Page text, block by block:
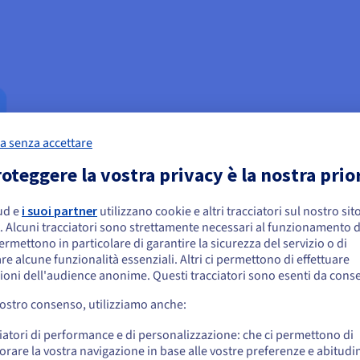
che la tua localizzazione sia Stati
un ordine da Stati Uniti, è necessario accedere al sito web del
un account.
us.ovhcloud.com/
Inglese USD - $
senza accettare
la vostra privacy è la nostra
ei suoi partner utilizzano cookie e altri tracciatori sul nostro sito
Alcuni tracciatori sono strettamente necessari al funzionamento
in particolare di garantire la sicurezza del servizio o di
alcune funzionalità essenziali. Altri ci permettono di effettuare
dell'audience anonime. Questi tracciatori sono esenti da
consenso, utilizziamo anche:
di performance e di personalizzazione: che ci permettono di
la vostra navigazione in base alle vostre preferenze e